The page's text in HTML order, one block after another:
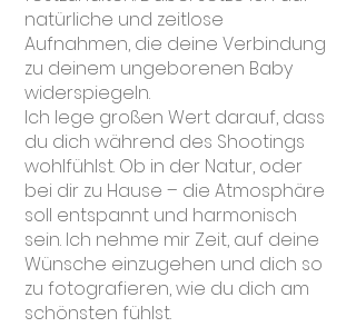
natürliche und zeitlose
Aufnahmen, die deine Verbindung
zu deinem ungeborenen Baby
widerspiegeln.
Ich lege großen Wert darauf, dass
du dich während des Shootings
wohlfühlst. Ob in der Natur, oder
bei dir zu Hause – die Atmosphäre
soll entspannt und harmonisch
sein. Ich nehme mir Zeit, auf deine
Wünsche einzugehen und dich so
zu fotografieren, wie du dich am
schönsten fühlst.